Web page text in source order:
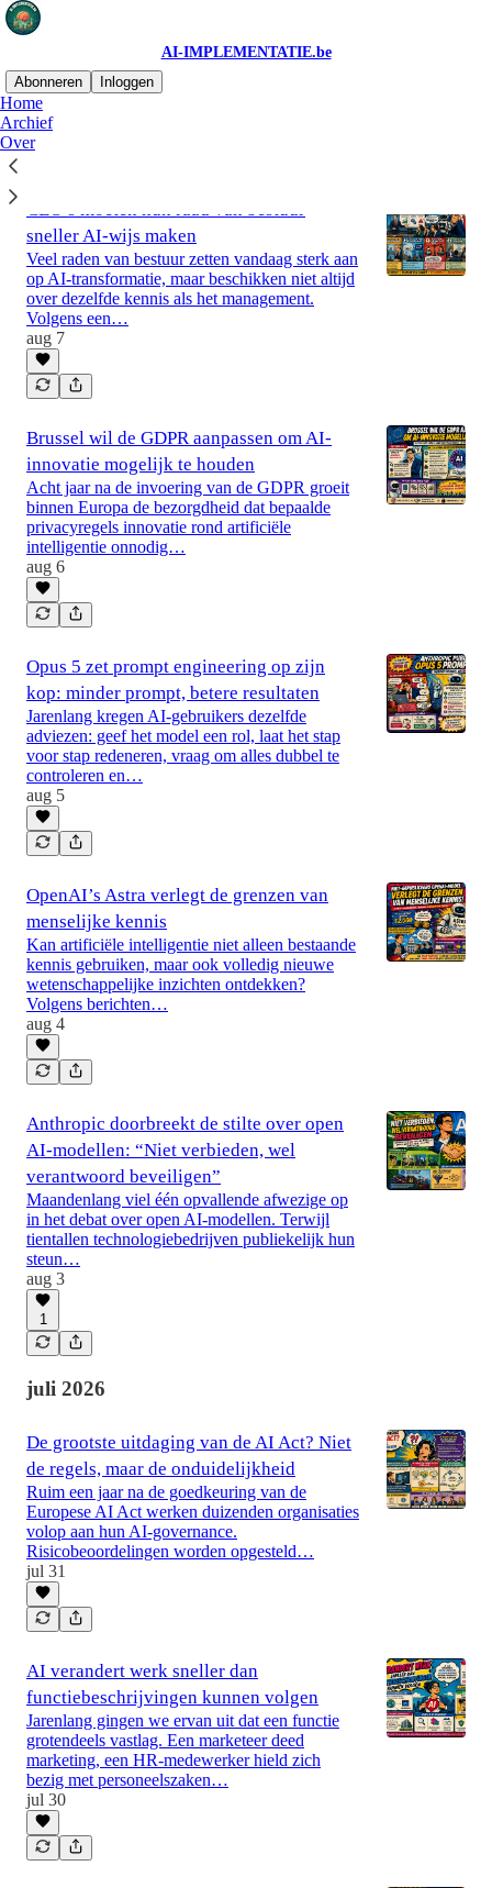
AI-IMPLEMENTATIE.be
Abonneren
Inloggen
Home
Archief
OverMeest recent
CEO’s moeten hun raad van bestuur
sneller AI-wijs maken
Veel raden van bestuur zetten vandaag sterk aan
op AI-transformatie, maar beschikken niet altijd
over dezelfde kennis als het management.
Volgens een…
aug 7
Brussel wil de GDPR aanpassen om AI-
innovatie mogelijk te houden
Acht jaar na de invoering van de GDPR groeit
binnen Europa de bezorgdheid dat bepaalde
privacyregels innovatie rond artificiële
intelligentie onnodig…
aug 6
Opus 5 zet prompt engineering op zijn
kop: minder prompt, betere resultaten
Jarenlang kregen AI-gebruikers dezelfde
adviezen: geef het model een rol, laat het stap
voor stap redeneren, vraag om alles dubbel te
controleren en…
aug 5
OpenAI’s Astra verlegt de grenzen van
menselijke kennis
Kan artificiële intelligentie niet alleen bestaande
kennis gebruiken, maar ook volledig nieuwe
wetenschappelijke inzichten ontdekken?
Volgens berichten…
aug 4
Anthropic doorbreekt de stilte over open
AI-modellen: “Niet verbieden, wel
verantwoord beveiligen”
Maandenlang viel één opvallende afwezige op
in het debat over open AI-modellen. Terwijl
tientallen technologiebedrijven publiekelijk hun
steun…
aug 3
1
juli 2026
De grootste uitdaging van de AI Act? Niet
de regels, maar de onduidelijkheid
Ruim een jaar na de goedkeuring van de
Europese AI Act werken duizenden organisaties
volop aan hun AI-governance.
Risicobeoordelingen worden opgesteld…
jul 31
AI verandert werk sneller dan
functiebeschrijvingen kunnen volgen
Jarenlang gingen we ervan uit dat een functie
grotendeels vastlag. Een marketeer deed
marketing, een HR-medewerker hield zich
bezig met personeelszaken…
jul 30